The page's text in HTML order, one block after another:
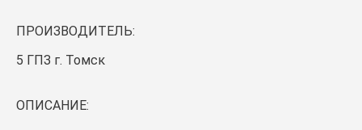
ПРОИЗВОДИТЕЛЬ:
5 ГПЗ г. Томск
ОПИСАНИЕ: